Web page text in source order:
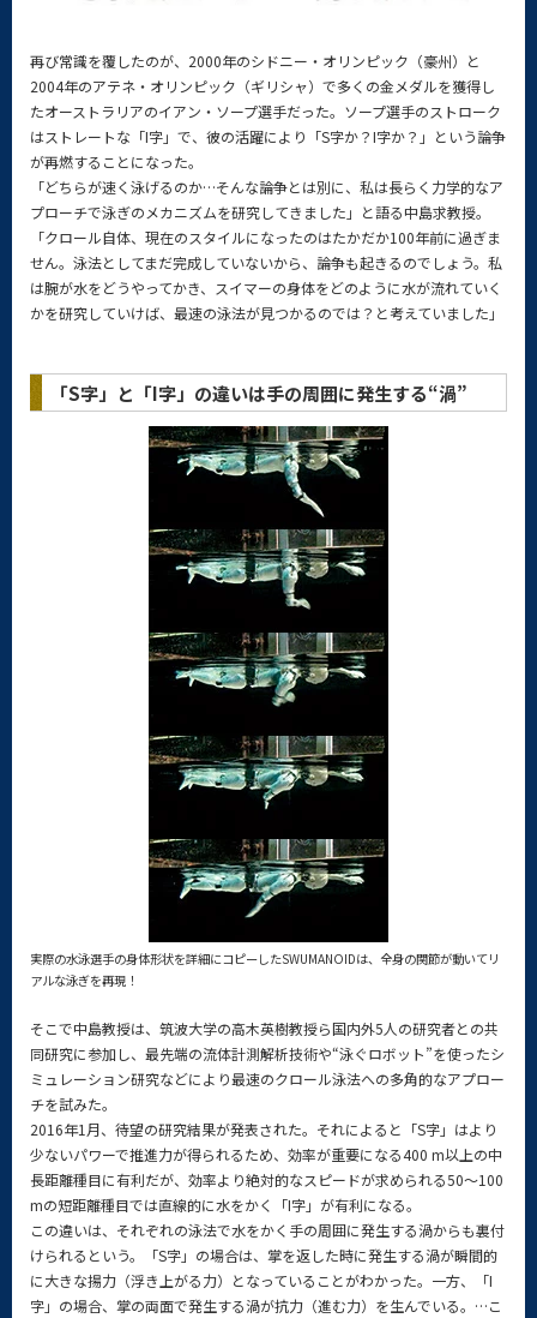
再び常識を覆したのが、2000年のシドニー・オリンピック（豪州）と
2004年のアテネ・オリンピック（ギリシャ）で多くの金メダルを獲得し
たオーストラリアのイアン・ソープ選手だった。ソープ選手のストローク
はストレートな「I字」で、彼の活躍により「S字か？I字か？」という論争
が再燃することになった。
「どちらが速く泳げるのか…そんな論争とは別に、私は長らく力学的なア
プローチで泳ぎのメカニズムを研究してきました」と語る中島求教授。
「クロール自体、現在のスタイルになったのはたかだか100年前に過ぎま
せん。泳法としてまだ完成していないから、論争も起きるのでしょう。私
は腕が水をどうやってかき、スイマーの身体をどのように水が流れていく
かを研究していけば、最速の泳法が見つかるのでは？と考えていました」
「S字」と「I字」の違いは手の周囲に発生する“渦”
実際の水泳選手の身体形状を詳細にコピーしたSWUMANOIDは、全身の関節が動いてリ
アルな泳ぎを再現！
そこで中島教授は、筑波大学の高木英樹教授ら国内外5人の研究者との共
同研究に参加し、最先端の流体計測解析技術や“泳ぐロボット”を使ったシ
ミュレーション研究などにより最速のクロール泳法への多角的なアプロー
チを試みた。
2016年1月、待望の研究結果が発表された。それによると「S字」はより
少ないパワーで推進力が得られるため、効率が重要になる400 m以上の中
長距離種目に有利だが、効率より絶対的なスピードが求められる50～100
mの短距離種目では直線的に水をかく「I字」が有利になる。
この違いは、それぞれの泳法で水をかく手の周囲に発生する渦からも裏付
けられるという。「S字」の場合は、掌を返した時に発生する渦が瞬間的
に大きな揚力（浮き上がる力）となっていることがわかった。一方、「I
字」の場合、掌の両面で発生する渦が抗力（進む力）を生んでいる。…こ